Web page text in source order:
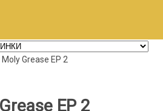
Grease EP 2
EP 2